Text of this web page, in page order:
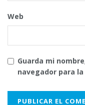
Web
Guarda mi
navegador para